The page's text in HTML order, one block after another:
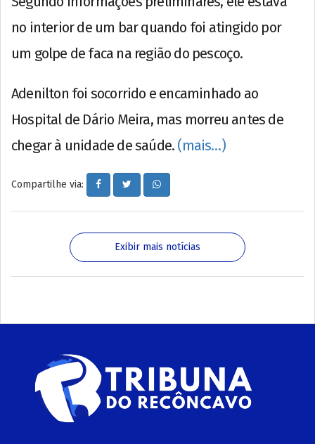
no interior de um bar quando foi atingido por
um golpe de faca na região do pescoço.
Adenilton foi socorrido e encaminhado ao
Hospital de Dário Meira, mas morreu antes de
chegar à unidade de saúde. (mais…)
Compartilhe via:
Exibir mais notícias